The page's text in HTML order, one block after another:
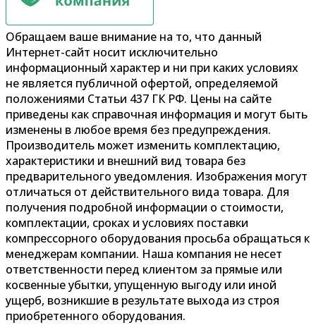
Обращаем ваше внимание на то, что данный
Интернет-сайт носит исключительно
информационный характер и ни при каких условиях
не является публичной офертой, определяемой
положениями Статьи 437 ГК РФ. Цены на сайте
приведены как справочная информация и могут быть
изменены в любое время без предупреждения.
Производитель может изменить комплектацию,
характеристики и внешний вид товара без
предварительного уведомления. Изображения могут
отличаться от действительного вида товара. Для
получения подробной информации о стоимости,
комплектации, сроках и условиях поставки
компрессорного оборудования просьба обращаться к
менеджерам компании. Наша компания не несет
ответственности перед клиентом за прямые или
косвенные убытки, упущенную выгоду или иной
ущерб, возникшие в результате выхода из строя
приобретенного оборудования.